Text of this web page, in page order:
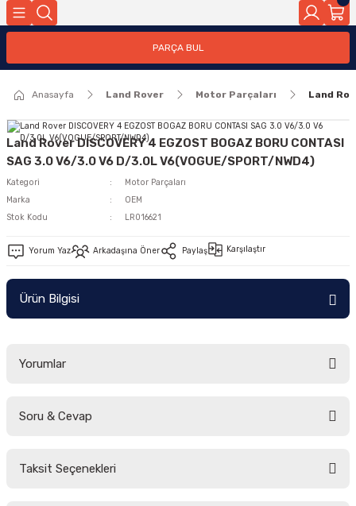
PARÇA BUL
Anasayfa Land Rover Motor Parçaları Land
Land Rover DISCOVERY 4 EGZOST BOGAZ BORU CONTASI
SAG 3.0 V6/3.0 V6 D/3.0L V6(VOGUE/SPORT/NWD4)
Kategori
Motor Parçaları
Marka
OEM
Stok Kodu
LR016621
Yorum Yaz Arkadaşına Öner Paylaş Karşılaştır
Ürün Bilgisi
Yorumlar
Soru & Cevap
Taksit Seçenekleri